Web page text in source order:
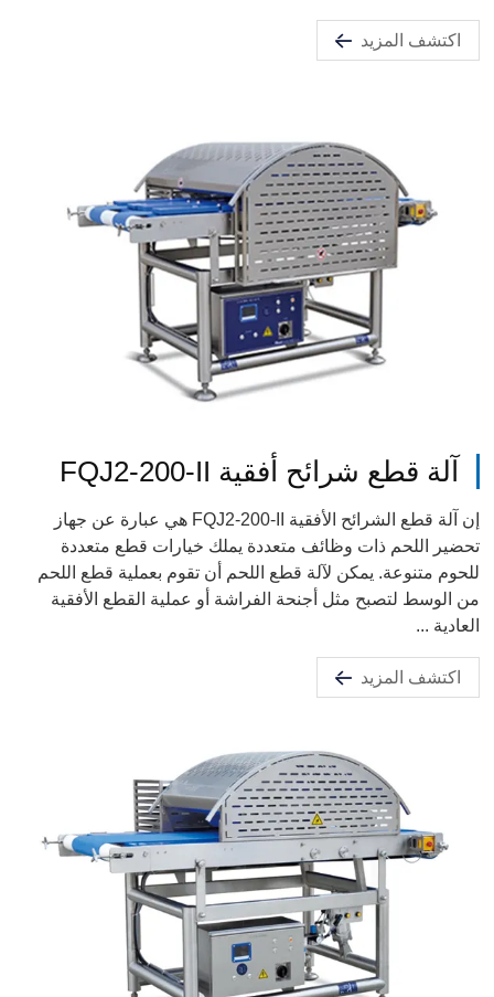
اكتشف المزيد
آلة قطع شرائح أفقية FQJ2-200-II
إن آلة قطع الشرائح الأفقية FQJ2-200-II هي عبارة عن جهاز
تحضير اللحم ذات وظائف متعددة يملك خيارات قطع متعددة
للحوم متنوعة. يمكن لآلة قطع اللحم أن تقوم بعملية قطع اللحم
من الوسط لتصبح مثل أجنحة الفراشة أو عملية القطع الأفقية
العادية ...
اكتشف المزيد